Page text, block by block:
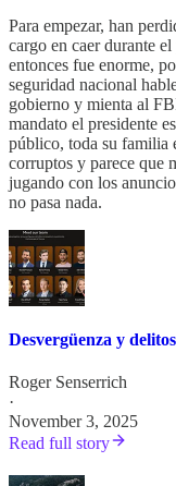
Para empezar, han
cargo en caer durante
entonces fue enorme,
seguridad nacional
gobierno y mienta al
mandato el presidente
público, toda su familia
corruptos y parece que
jugando con los
no pasa nada.
Desvergüenza y
Roger Senserrich
·
November 3, 2025
Read full story